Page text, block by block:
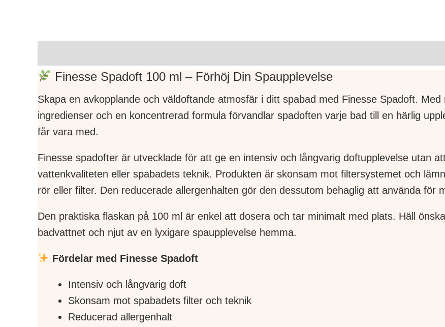
Finesse Spadoft 100 ml – Förhöj Din Spaupplevelse
Skapa en avkopplande och väldoftande atmosfär i ditt spabad med Finesse Spadoft. Med
ingredienser och en koncentrerad formula förvandlar spadoften varje bad till en härlig
får vara med.
Finesse spadofter är utvecklade för att ge en intensiv och långvarig doftupplevelse utan
vattenkvaliteten eller spabadets teknik. Produkten är skonsam mot filtersystemet och
rör eller filter. Den reducerade allergenhalten gör den dessutom behaglig att använda för
Den praktiska flaskan på 100 ml är enkel att dosera och tar minimalt med plats. Häll
badvattnet och njut av en lyxigare spaupplevelse hemma.
Fördelar med Finesse Spadoft
Intensiv och långvarig doft
Skonsam mot spabadets filter och teknik
Reducerad allergenhalt